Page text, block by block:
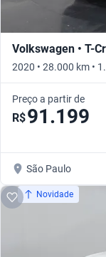
Volkswagen • T-
2020 • 28.000 km •
Preço a partir de
R$91.199
São Paulo
Novidade